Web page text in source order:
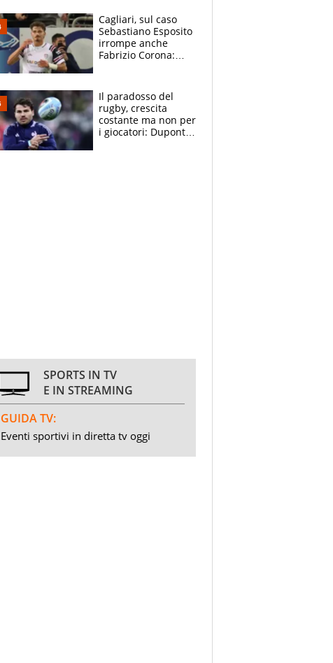
Cagliari, sul caso
Sebastiano Esposito
irrompe anche
Fabrizio Corona:
prove”
Il paradosso del
rugby, crescita
costante ma non per
i giocatori: Dupont
SPORTS IN TV
E IN STREAMING
GUIDA TV:
Eventi sportivi in diretta tv oggi